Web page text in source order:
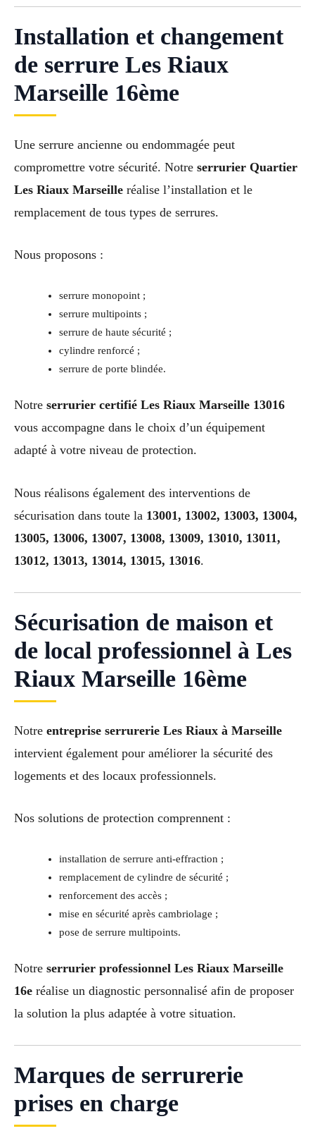
Installation et changement
de serrure Les Riaux
Marseille 16ème
Une serrure ancienne ou endommagée peut
compromettre votre sécurité. Notre serrurier Quartier
Les Riaux Marseille réalise l’installation et le
remplacement de tous types de serrures.
Nous proposons :
serrure monopoint ;
serrure multipoints ;
serrure de haute sécurité ;
cylindre renforcé ;
serrure de porte blindée.
Notre serrurier certifié Les Riaux Marseille 13016
vous accompagne dans le choix d’un équipement
adapté à votre niveau de protection.
Nous réalisons également des interventions de
sécurisation dans toute la 13001, 13002, 13003, 13004,
13005, 13006, 13007, 13008, 13009, 13010, 13011,
13012, 13013, 13014, 13015, 13016.
Sécurisation de maison et
de local professionnel à Les
Riaux Marseille 16ème
Notre entreprise serrurerie Les Riaux à Marseille
intervient également pour améliorer la sécurité des
logements et des locaux professionnels.
Nos solutions de protection comprennent :
installation de serrure anti-effraction ;
remplacement de cylindre de sécurité ;
renforcement des accès ;
mise en sécurité après cambriolage ;
pose de serrure multipoints.
Notre serrurier professionnel Les Riaux Marseille
16e réalise un diagnostic personnalisé afin de proposer
la solution la plus adaptée à votre situation.
Marques de serrurerie
prises en charge